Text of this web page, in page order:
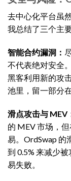
去中心化平台虽
我总结了三个主
智能合约漏洞：
不代表绝对安全
黑客利用新的攻
池里，留一部分
滑点攻击与 MEV
的 MEV 市场，
易。OrdSwap 的
到 0.5% 来减少
易失败。